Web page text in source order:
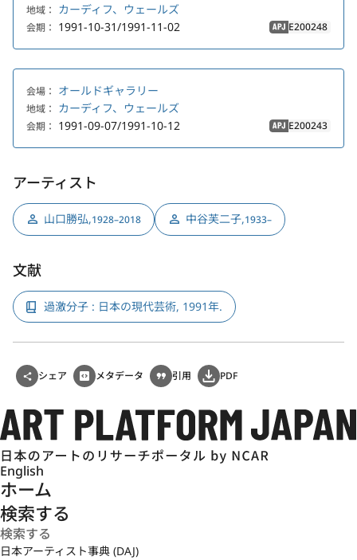
地域： カーディフ、ウェールズ
会期： 1991-10-31/1991-11-02 APJ E200248
会場： オールドギャラリー
地域： カーディフ、ウェールズ
会期： 1991-09-07/1991-10-12 APJ E200243
アーティスト
山口勝弘,1928–2018 中谷芙二子,1933–
文献
過激分子 : 日本の現代芸術, 1991年.
シェア メタデータ 引用 PDF
English
ホーム
検索する
日本アーティスト事典 (DAJ)